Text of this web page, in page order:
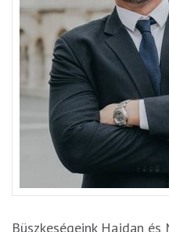
Büszkeségeink Hajdan